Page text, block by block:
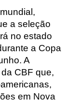
a seleção
no estado
a Copa
A
CBF que,
em Nova